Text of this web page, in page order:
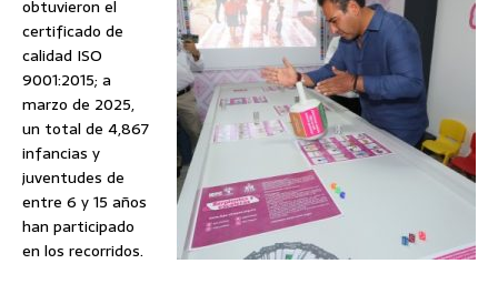
obtuvieron el
certificado de
calidad ISO
9001:2015; a
marzo de 2025,
un total de 4,867
infancias y
juventudes de
entre 6 y 15 años
han participado
en los recorridos.